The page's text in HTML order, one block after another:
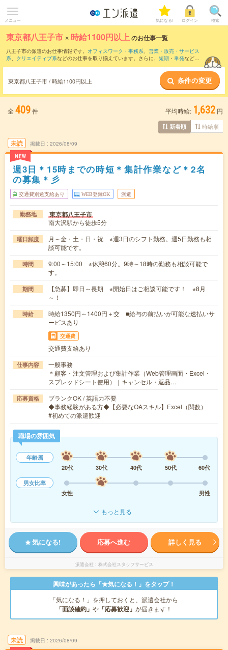
メニュー 気になる! ログイン 検索
東京都八王子市 × 時給1100円以上のお仕事一覧
八王子市の派遣のお仕事情報です。 オフィスワーク・事務系、 営業・販売・サービス
系、 クリエイティブ系などのお仕事を取り揃えています。さらに、 短期 ・ 単発などの
時給1250円以上・ 1800円以上の求人はこちら
当サイトでは法令を遵守し、最低賃金以上の求人のみを掲載しています。
東京都八王子市 / 時給1100円以上 条件の変更
全 409件 平均時給: 1,632 円
新着順 時給順
未読
NEW
掲載日 2026/08/09
週3日＊15時までの時短＊集計作業など＊2名
の募集＊彡
交通費別途支給あり WEB登録OK 派遣
勤務地 東京都八王子市
南大沢駅から徒歩5分
曜日頻度
月～金・土・日・祝 ※週3日のシフト勤務。週5日勤務も相
談可能です。
時間
9:00～15:00 ※休憩60分。9時～18時の勤務も相談可能で
す。
期間
【急募】即日～長期 ※開始日はご相談可能です！ ※8月
～！
時給
時給1350円～1400円＋交 ■給与の前払いが可能な速払いサ
ービスあり
交通費
交通費支給あり
仕事内容
一般事務
＊顧客・注文管理および集計作業（Web管理画面・Excel・
スプレッドシート使用）｜キャンセル・返品…
応募資格
ブランクOK / 英語力不要
◆事務経験がある方◆【必要なOAスキル】Excel（関数）
#初めての派遣歓迎
職場の雰囲気
年齢層
20代
30代 40代 50代
60代
男女比率
女性
男性
もっと見る
気になる! 応募へ進む 詳しく見る
派遣会社 株式会社スタッフサービス
興味があったら「★気になる！」をタップ！
「気になる！」を押しておくと、派遣会社から
「面談確約」 や 「応募歓迎」 が届きます！
未読 掲載日 2026/08/09